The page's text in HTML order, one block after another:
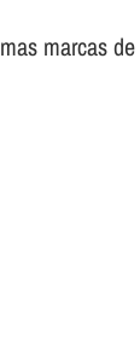
marcas